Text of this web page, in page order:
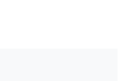
VAN
16-